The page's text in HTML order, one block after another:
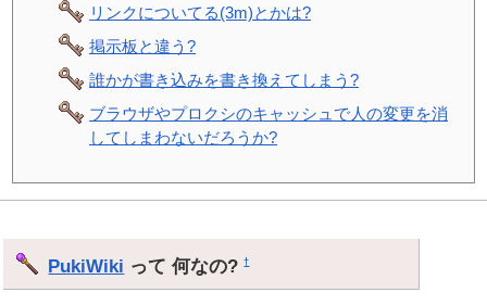
リンクについてる(3m)とかは?
掲示板と違う?
誰かが書き込みを書き換えてしまう?
ブラウザやプロクシのキャッシュで人の変更を消
してしまわないだろうか?
PukiWiki って 何なの?†